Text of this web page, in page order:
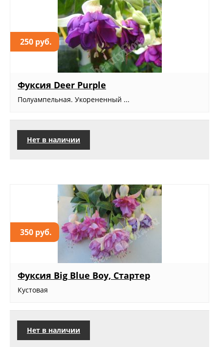
250 руб.
Фуксия Deer Purple
Полуампельная. Укорененный ...
Нет в наличии
350 руб.
Фуксия Big Blue Boy, Стартер
Кустовая
Нет в наличии